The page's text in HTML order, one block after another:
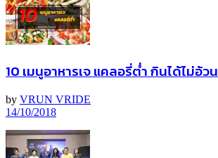
10 เมนูอาหารเจ แคลอรี่ต่ำ กินได้ไม่อ้วน
by VRUN VRIDE
14/10/2018